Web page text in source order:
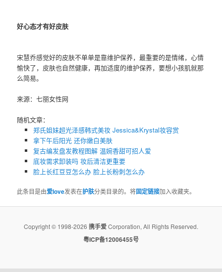
好心态才有好皮肤
宋慧乔感觉好的皮肤不单单是靠维护保养，最重要的是情绪，心情
愉快了，皮肤也自然健康，再加适度的维护保养，要想小孩肌就那
么简易。
来源：七丽女性网
随机文章：
郑氏姐妹超光泽感韩式美妆 Jessica&Krystal妆容赏
拿下午后阳光 还你嫩白美肤
复古编发盘发教程图解 温婉香甜可招人爱
底妆需求卸装吗 妆后清洁更重要
脸上长红豆豆怎么办 脸上长粉刺怎么办
此条目是由爱love发表在护肤分类目录的。将固定链接加入收藏夹。
Copyright © 1998-2026 携手爱Corporation, All Rights Reserved.
粤ICP备12006455号